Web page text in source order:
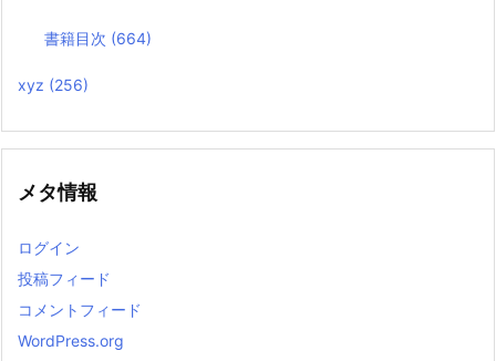
書籍目次 (664)
xyz (256)
メタ情報
ログイン
投稿フィード
コメントフィード
WordPress.org